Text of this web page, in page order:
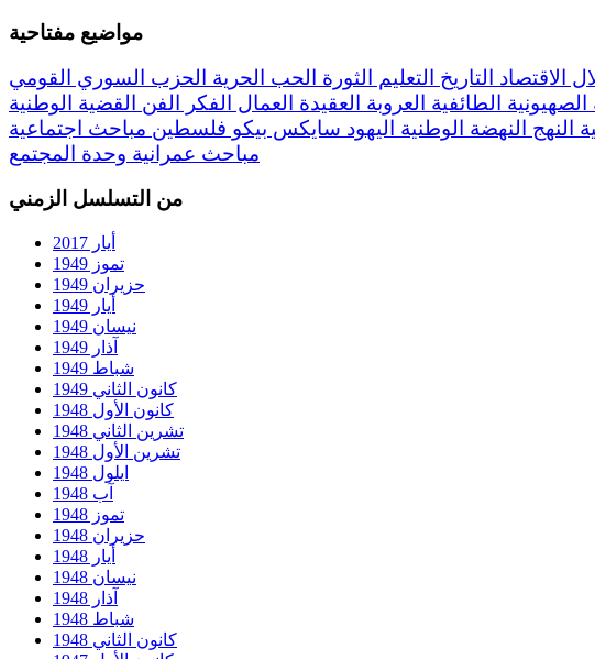
مواضيع مفتاحية
الاقتصاد التاريخ التعليم الثورة الحب الحرية
الحزب السوري القومي
الصهيونية الطائفية العروبة العقيدة العمال الفكر الفن
القضية الوطنية
النهج النهضة الوطنية اليهود سايكس بيكو فلسطين مباحث اجتماعية
مباحث عمرانية وحدة المجتمع
من التسلسل الزمني
أيار 2017
تموز 1949
حزيران 1949
أيار 1949
نيسان 1949
آذار 1949
شباط 1949
كانون الثاني 1949
كانون الأول 1948
تشرين الثاني 1948
تشرين الأول 1948
ايلول 1948
آب 1948
تموز 1948
حزيران 1948
أيار 1948
نيسان 1948
آذار 1948
شباط 1948
كانون الثاني 1948